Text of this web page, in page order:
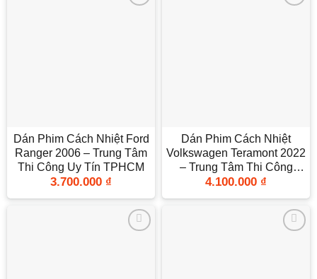
Dán Phim Cách Nhiệt Ford
Ranger 2006 – Trung Tâm
Thi Công Uy Tín TPHCM
3.700.000 ₫
Dán Phim Cách Nhiệt
Volkswagen Teramont 2022
– Trung Tâm Thi Công
Chính Hãng TPHCM
4.100.000 ₫